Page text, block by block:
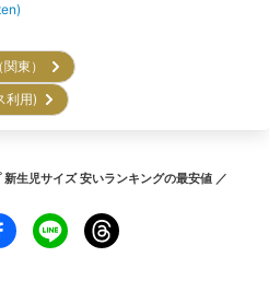
東）
利用)
新生児サイズ 安いランキングの最安値 ／